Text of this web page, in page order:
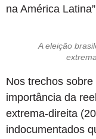
na América
A eleição
Nos trechos
importância da
extrema-direita
indocumentados